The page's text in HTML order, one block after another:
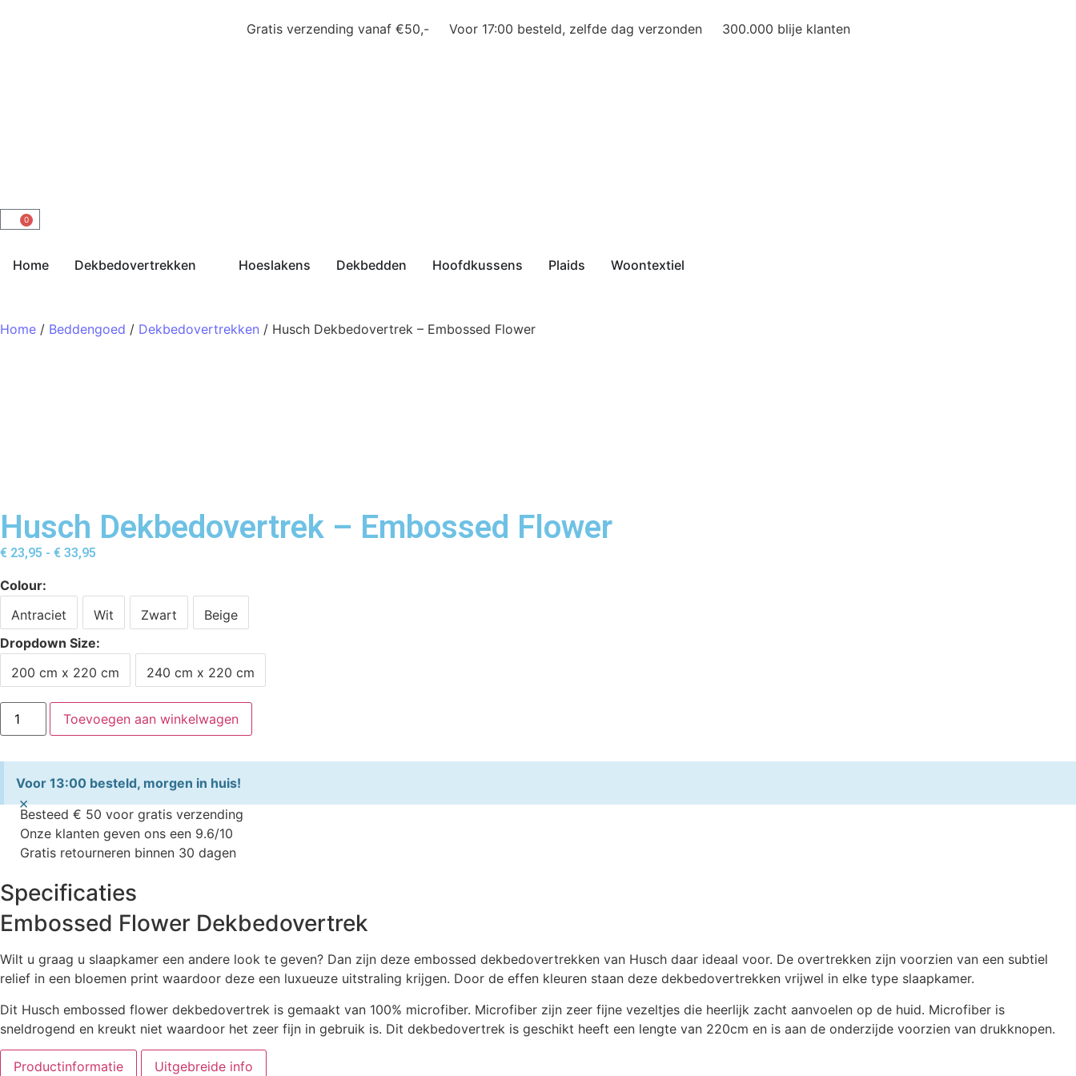
Gratis verzending vanaf €50,- Voor 17:00 besteld, zelfde dag verzonden 300.000 blije klanten
0
Home Dekbedovertrekken Hoeslakens Dekbedden Hoofdkussens Plaids Woontextiel
Home / Beddengoed / Dekbedovertrekken / Husch Dekbedovertrek – Embossed Flower
Husch Dekbedovertrek – Embossed Flower
€ 23,95 - € 33,95
Colour
Antraciet
Wit Zwart
Beige
Dropdown Size
200 cm x 220 cm
240 cm x 220 cm
Toevoegen aan winkelwagen
Voor 13:00 besteld, morgen in huis!
×
Besteed € 50 voor gratis verzending
Onze klanten geven ons een 9.6/10
Gratis retourneren binnen 30 dagen
Specificaties
Embossed Flower Dekbedovertrek
Wilt u graag u slaapkamer een andere look te geven? Dan zijn deze embossed dekbedovertrekken van Husch daar ideaal voor. De overtrekken zijn voorzien van een subtiel
relief in een bloemen print waardoor deze een luxueuze uitstraling krijgen. Door de effen kleuren staan deze dekbedovertrekken vrijwel in elke type slaapkamer.
Dit Husch embossed flower dekbedovertrek is gemaakt van 100% microfiber. Microfiber zijn zeer fijne vezeltjes die heerlijk zacht aanvoelen op de huid. Microfiber is
sneldrogend en kreukt niet waardoor het zeer fijn in gebruik is. Dit dekbedovertrek is geschikt heeft een lengte van 220cm en is aan de onderzijde voorzien van drukknopen.
Productinformatie Uitgebreide info